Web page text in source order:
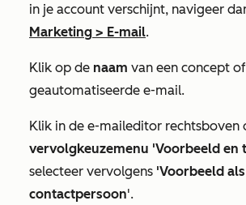
in je account verschijnt, navigeer
Marketing > E-mail.
Klik op de naam van een concept
geautomatiseerde e-mail.
Klik in de e-maileditor rechtsboven
vervolgkeuzemenu 'Voorbeeld en
selecteer vervolgens 'Voorbeeld als
contactpersoon'.